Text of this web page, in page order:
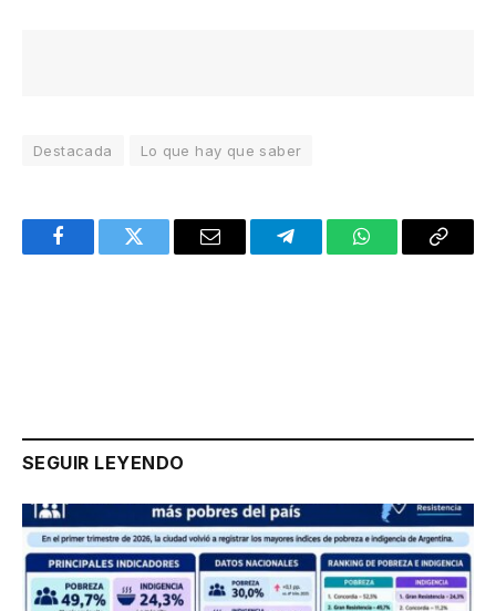
Destacada Lo que hay que saber
FacebookTwitter Email TelegramWhatsAppCopy
SEGUIR LEYENDO